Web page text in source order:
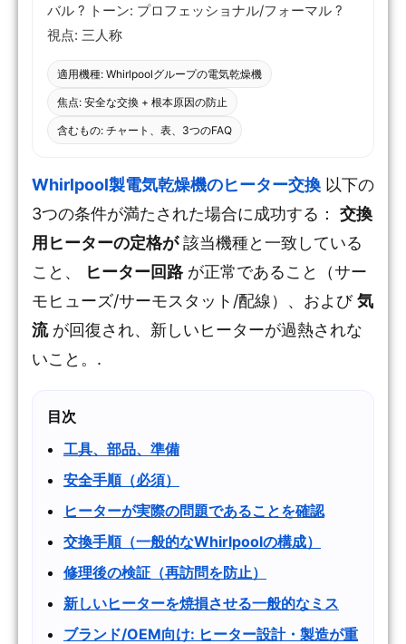
バル ? トーン: プロフェッショナル/フォーマル ?
視点: 三人称
適用機種: Whirlpoolグループの電気乾燥機
焦点: 安全な交換 + 根本原因の防止
含むもの: チャート、表、3つのFAQ
Whirlpool製電気乾燥機のヒーター交換 以下の
3つの条件が満たされた場合に成功する： 交換
用ヒーターの定格が該当機種と一致している
こと、
ヒーター回路が正常であること（サー
モヒューズ/サーモスタット/配線）、および気
流が回復され、新しいヒーターが過熱されな
いこと。.
目次
工具、部品、準備
安全手順（必須）
ヒーターが実際の問題であることを確認
交換手順（一般的なWhirlpoolの構成）
修理後の検証（再訪問を防止）
新しいヒーターを焼損させる一般的なミス
ブランド/OEM向け: ヒーター設計・製造が重